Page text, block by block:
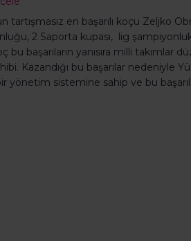
tartışmasız en başarılı koçu Zeljko
2 Saporta kupası, lig
bu başarıların yanısıra milli takımlar
Kazandığı bu başarılar nedeniyle
yönetim sistemine sahip ve bu